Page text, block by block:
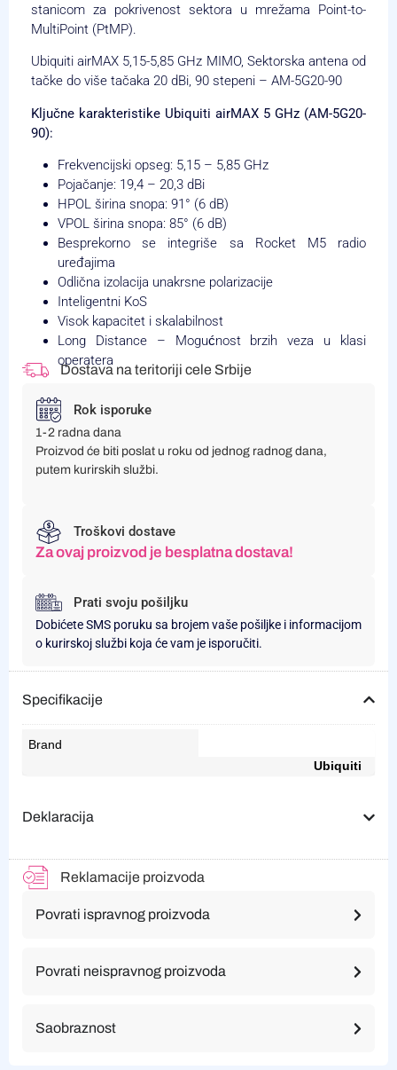
stanicom za pokrivenost sektora u mrežama Point-to-
MultiPoint (PtMP).
Ubiquiti airMAX 5,15-5,85 GHz MIMO, Sektorska antena od
tačke do više tačaka 20 dBi, 90 stepeni – AM-5G20-90
Ključne karakteristike Ubiquiti airMAX 5 GHz (AM-5G20-
90):
Frekvencijski opseg: 5,15 – 5,85 GHz
Pojačanje: 19,4 – 20,3 dBi
HPOL širina snopa: 91° (6 dB)
VPOL širina snopa: 85° (6 dB)
Besprekorno se integriše sa Rocket M5 radio
uređajima
Odlična izolacija unakrsne polarizacije
Inteligentni KoS
Visok kapacitet i skalabilnost
Long Distance – Mogućnost brzih veza u klasi
operatera
Dostava na teritoriji cele Srbije
Rok isporuke
1-2 radna dana
Proizvod će biti poslat u roku od jednog radnog dana,
putem kurirskih službi.
Troškovi dostave
Za ovaj proizvod je besplatna dostava!
Prati svoju pošiljku
Dobićete SMS poruku sa brojem vaše pošiljke i informacijom
o kurirskoj službi koja će vam je isporučiti.
Specifikacije
Brand
Ubiquiti
Deklaracija
Reklamacije proizvoda
Povrati ispravnog proizvoda
Povrati neispravnog proizvoda
Saobraznost